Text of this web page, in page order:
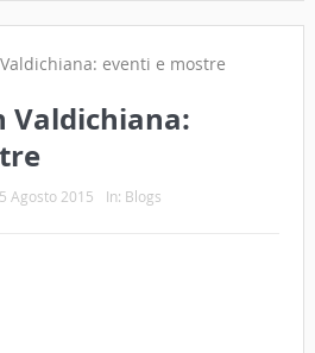
Valdichiana:
Agosto 2015 In: Blogs